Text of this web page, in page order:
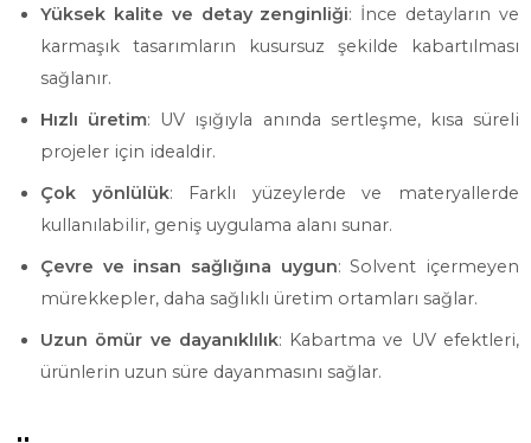
Yüksek kalite ve detay zenginliği: İnce detayların ve
karmaşık tasarımların kusursuz şekilde kabartılması
sağlanır.
Hızlı üretim: UV ışığıyla anında sertleşme, kısa süreli
projeler için idealdir.
Çok yönlülük: Farklı yüzeylerde ve materyallerde
kullanılabilir, geniş uygulama alanı sunar.
Çevre ve insan sağlığına uygun: Solvent içermeyen
mürekkepler, daha sağlıklı üretim ortamları sağlar.
Uzun ömür ve dayanıklılık: Kabartma ve UV efektleri,
ürünlerin uzun süre dayanmasını sağlar.